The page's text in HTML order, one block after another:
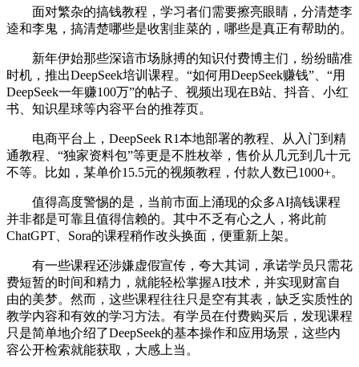
面对繁杂的搞钱教程，学习者们需要擦亮眼睛，分清楚李
逵和李鬼，搞清楚哪些是收割韭菜的，哪些是真正有帮助的。
新年伊始那些深谙市场脉搏的知识付费博主们，纷纷瞄准
时机，推出DeepSeek培训课程。“如何用DeepSeek赚钱”、“用
DeepSeek一年赚100万”的帖子、视频出现在B站、抖音、小红
书、知识星球等内容平台的推荐页。
电商平台上，DeepSeek R1本地部署的教程、从入门到精
通教程、“独家资料包”等更是不胜枚举，售价从几元到几十元
不等。比如，某单价15.5元的视频教程，付款人数已1000+。
值得高度警惕的是，当前市面上涌现的众多AI搞钱课程
并非都是可靠且值得信赖的。其中不乏有心之人，将此前
ChatGPT、Sora的课程稍作改头换面，便重新上架。
有一些课程还涉嫌虚假宣传，夸大其词，承诺学员只需花
费短暂的时间和精力，就能轻松掌握AI技术，并实现财富自
由的美梦。然而，这些课程往往只是空有其表，缺乏实质性的
教学内容和有效的学习方法。有学员在付费购买后，发现课程
只是简单地介绍了DeepSeek的基本操作和应用场景，这些内
容公开检索就能获取，大感上当。